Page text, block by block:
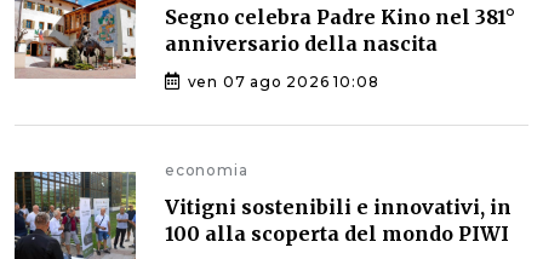
Segno celebra Padre Kino nel 381°
anniversario della nascita
ven 07 ago 2026 10:08
economia
Vitigni sostenibili e innovativi, in
100 alla scoperta del mondo PIWI